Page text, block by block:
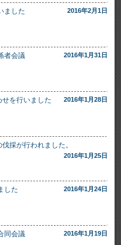
ました 2016年2月1日
者会議 2016年1月31日
を行いました 2016年1月28日
採が行われました。
2016年1月25日
した 2016年1月24日
同会議 2016年1月19日